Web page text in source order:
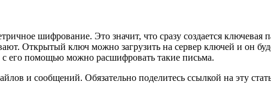
шифрование. Это значит, что сразу создается
ключ можно загрузить на сервер ключей и он
его помощью можно расшифровать такие письма.
и сообщений. Обязательно поделитесь ссылкой на эту